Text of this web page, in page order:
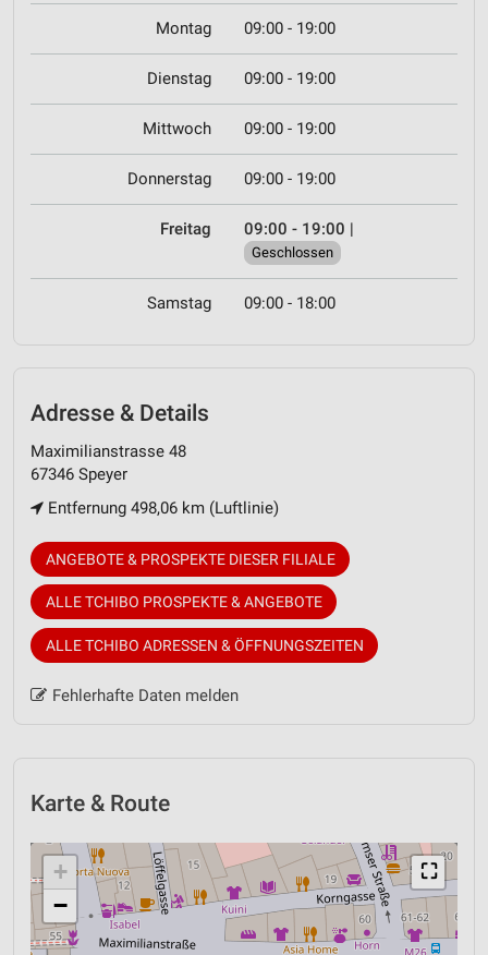
Montag 09:00 - 19:00
Dienstag 09:00 - 19:00
Mittwoch 09:00 - 19:00
Donnerstag 09:00 - 19:00
Freitag 09:00 - 19:00 |
Geschlossen
Samstag 09:00 - 18:00
Adresse & Details
Maximilianstrasse 48
67346 Speyer
Entfernung 498,06 km (Luftlinie)
ANGEBOTE & PROSPEKTE DIESER FILIALE
ALLE TCHIBO PROSPEKTE & ANGEBOTE
ALLE TCHIBO ADRESSEN & ÖFFNUNGSZEITEN
Fehlerhafte Daten melden
Karte & Route
⛶
+
−